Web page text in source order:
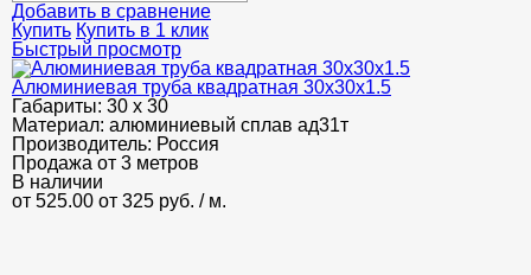
Добавить в сравнение
Купить Купить в 1 клик
Быстрый просмотр
Алюминиевая труба квадратная 30х30х1.5
Габариты: 30 х 30
Материал: алюминиевый сплав ад31т
Производитель: Россия
Продажа от 3 метров
В наличии
от 525.00 от 325 руб. / м.